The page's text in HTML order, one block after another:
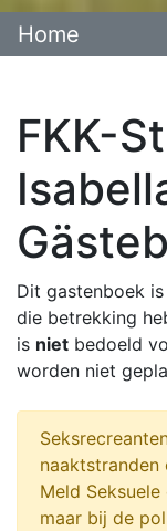
Home
FKK-
Dit gastenboek
die betrekking
is niet bedoeld
worden niet
naaktstranden
Meld
maar bij de